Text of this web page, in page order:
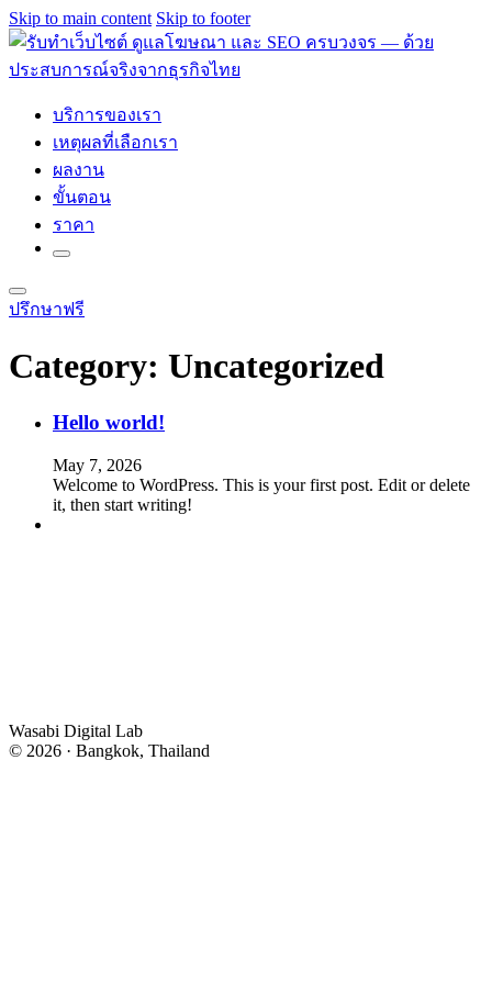
Skip to main content Skip to footer
บริการของเรา
เหตุผลที่เลือกเรา
ผลงาน
ขั้นตอน
ราคา
ปรึกษาฟรี
Category: Uncategorized
Hello world!
May 7, 2026
Welcome to WordPress. This is your first post. Edit or delete
it, then start writing!
Wasabi Digital Lab
© 2026 · Bangkok, Thailand